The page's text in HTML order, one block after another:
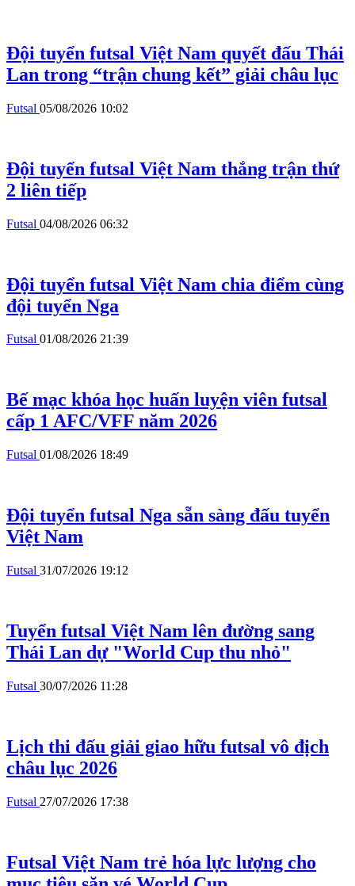
Đội tuyển futsal Việt Nam quyết đấu Thái
Lan trong “trận chung kết” giải châu lục
Futsal 05/08/2026 10:02
Đội tuyển futsal Việt Nam thắng trận thứ
2 liên tiếp
Futsal 04/08/2026 06:32
Đội tuyển futsal Việt Nam chia điểm cùng
đội tuyển Nga
Futsal 01/08/2026 21:39
Bế mạc khóa học huấn luyện viên futsal
cấp 1 AFC/VFF năm 2026
Futsal 01/08/2026 18:49
Đội tuyển futsal Nga sẵn sàng đấu tuyển
Việt Nam
Futsal 31/07/2026 19:12
Tuyển futsal Việt Nam lên đường sang
Thái Lan dự "World Cup thu nhỏ"
Futsal 30/07/2026 11:28
Lịch thi đấu giải giao hữu futsal vô địch
châu lục 2026
Futsal 27/07/2026 17:38
Futsal Việt Nam trẻ hóa lực lượng cho